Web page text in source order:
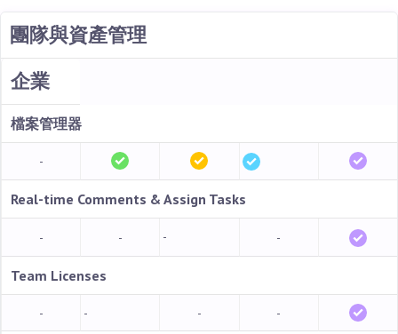
團隊與資產管理
企業
檔案管理器
-
Real-time Comments & Assign Tasks
- - - -
Team Licenses
- - - -